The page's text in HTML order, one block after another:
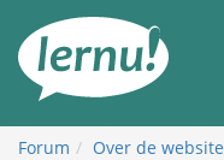
inhoud
Forum Over de website